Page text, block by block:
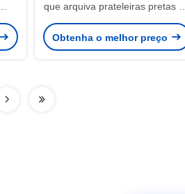
que arquiva prateleiras pretas da
sala de visitas do ODM
Obtenha o melhor preço